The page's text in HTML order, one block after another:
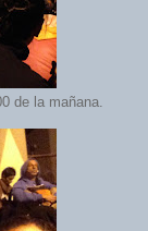
de la mañana.